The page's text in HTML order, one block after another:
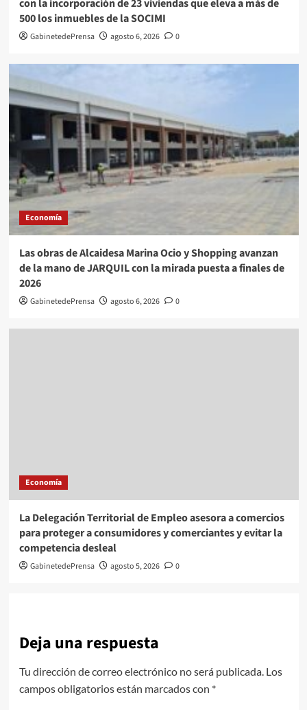
con la incorporación de 23 viviendas que eleva a más de
500 los inmuebles de la SOCIMI
GabinetedePrensa agosto 6, 2026 0
Economía
Las obras de Alcaidesa Marina Ocio y Shopping avanzan
de la mano de JARQUIL con la mirada puesta a finales de
2026
GabinetedePrensa agosto 6, 2026 0
Economía
La Delegación Territorial de Empleo asesora a comercios
para proteger a consumidores y comerciantes y evitar la
competencia desleal
GabinetedePrensa agosto 5, 2026 0
Deja una respuesta
Tu dirección de correo electrónico no será publicada. Los
campos obligatorios están marcados con *